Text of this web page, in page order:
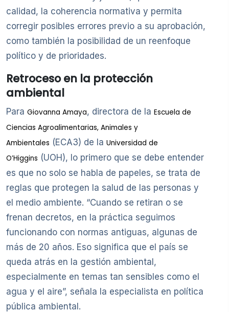
calidad, la coherencia normativa y permita
corregir posibles errores previo a su aprobación,
como también la posibilidad de un reenfoque
político y de prioridades.
Retroceso en la protección
ambiental
Para Giovanna Amaya, directora de la Escuela de
Ciencias Agroalimentarias, Animales y
Ambientales (ECA3) de la Universidad de
O’Higgins (UOH), lo primero que se debe entender
es que no solo se habla de papeles, se trata de
reglas que protegen la salud de las personas y
el medio ambiente. “Cuando se retiran o se
frenan decretos, en la práctica seguimos
funcionando con normas antiguas, algunas de
más de 20 años. Eso significa que el país se
queda atrás en la gestión ambiental,
especialmente en temas tan sensibles como el
agua y el aire”, señala la especialista en política
pública ambiental.